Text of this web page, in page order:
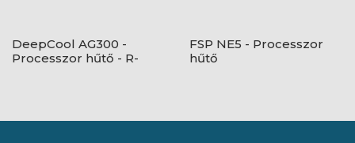
DeepCool AG300 -
Processzor hűtő - R-
FSP NE5 - Processzor
hűtő